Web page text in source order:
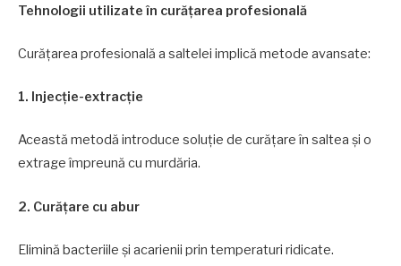
Tehnologii utilizate în curățarea profesională
Curățarea profesională a saltelei implică metode avansate:
1. Injecție-extracție
Această metodă introduce soluție de curățare în saltea și o
extrage împreună cu murdăria.
2. Curățare cu abur
Elimină bacteriile și acarienii prin temperaturi ridicate.